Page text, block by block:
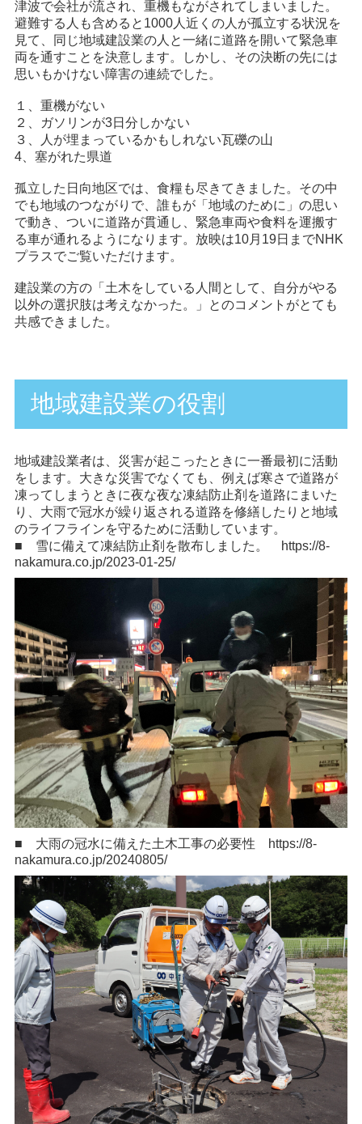
津波で会社が流され、重機もながされてしまいました。
避難する人も含めると1000人近くの人が孤立する状況を
見て、同じ地域建設業の人と一緒に道路を開いて緊急車
両を通すことを決意します。しかし、その決断の先には
思いもかけない障害の連続でした。
１、重機がない
２、ガソリンが3日分しかない
３、人が埋まっているかもしれない瓦礫の山
4、塞がれた県道
孤立した日向地区では、食糧も尽きてきました。その中
でも地域のつながりで、誰もが「地域のために」の思い
で動き、ついに道路が貫通し、緊急車両や食料を運搬す
る車が通れるようになります。放映は10月19日までNHK
プラスでご覧いただけます。
建設業の方の「土木をしている人間として、自分がやる
以外の選択肢は考えなかった。」とのコメントがとても
共感できました。
地域建設業の役割
地域建設業者は、災害が起こったときに一番最初に活動
をします。大きな災害でなくても、例えば寒さで道路が
凍ってしまうときに夜な夜な凍結防止剤を道路にまいた
り、大雨で冠水が繰り返される道路を修繕したりと地域
のライフラインを守るために活動しています。
■ 雪に備えて凍結防止剤を散布しました。
https://8-
nakamura.co.jp/2023-01-25/
■ 大雨の冠水に備えた土木工事の必要性
https://8-
nakamura.co.jp/20240805/